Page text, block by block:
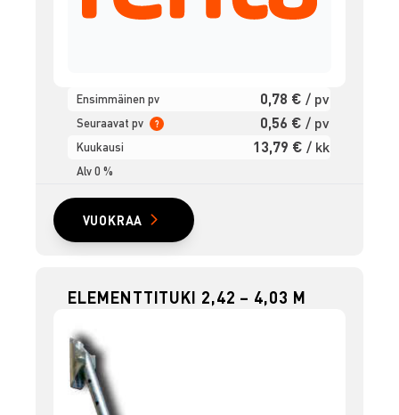
Ensimmäinen pv 0,78 € / pv
Seuraavat pv ? 0,56 € / pv
Kuukausi 13,79 € / kk
Alv 0 %
VUOKRAA
ELEMENTTITUKI 2,42 – 4,03 M